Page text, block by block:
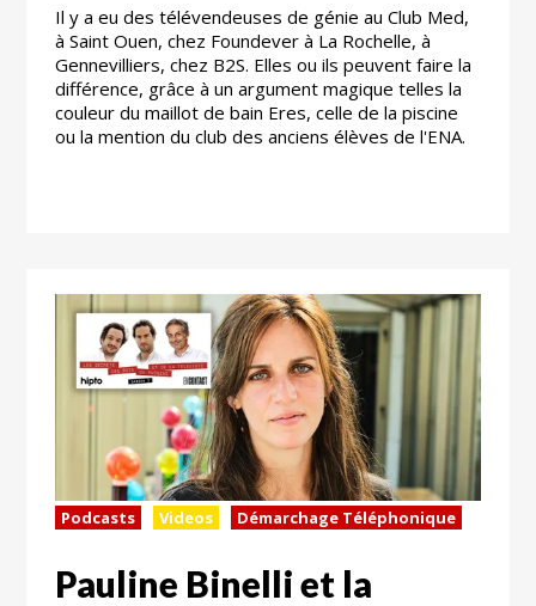
Il y a eu des télévendeuses de génie au Club Med,
à Saint Ouen, chez Foundever à La Rochelle, à
Gennevilliers, chez B2S. Elles ou ils peuvent faire la
différence, grâce à un argument magique telles la
couleur du maillot de bain Eres, celle de la piscine
ou la mention du club des anciens élèves de l'ENA.
Podcasts Videos Démarchage Téléphonique
Pauline Binelli et la